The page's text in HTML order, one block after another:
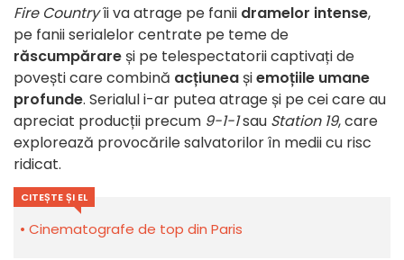
Fire Countryîi va atrage pe fanii dramelor intense,
pe fanii serialelor centrate pe teme de
răscumpărare și pe telespectatorii captivați de
povești care combină acțiunea șiemoțiile umane
profunde. Serialul i-ar putea atrage și pe cei care au
apreciat producții precum 9-1-1sau Station 19, care
explorează provocările salvatorilor în medii cu risc
ridicat.
CITEȘTE ȘI EL
Cinematografe de top din Paris